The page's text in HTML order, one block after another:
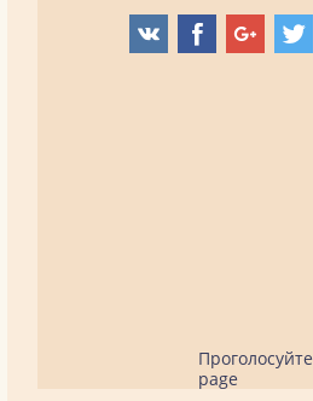
Проголосуйте
page